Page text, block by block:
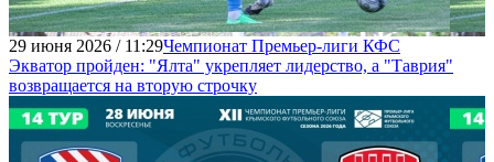
29 июня 2026 / 11:29Чемпионат Премьер-лиги КФС
Экватор пройден: "Ялта" укрепляет лидерство, а "Таврия"
возвращается на вторую строчку